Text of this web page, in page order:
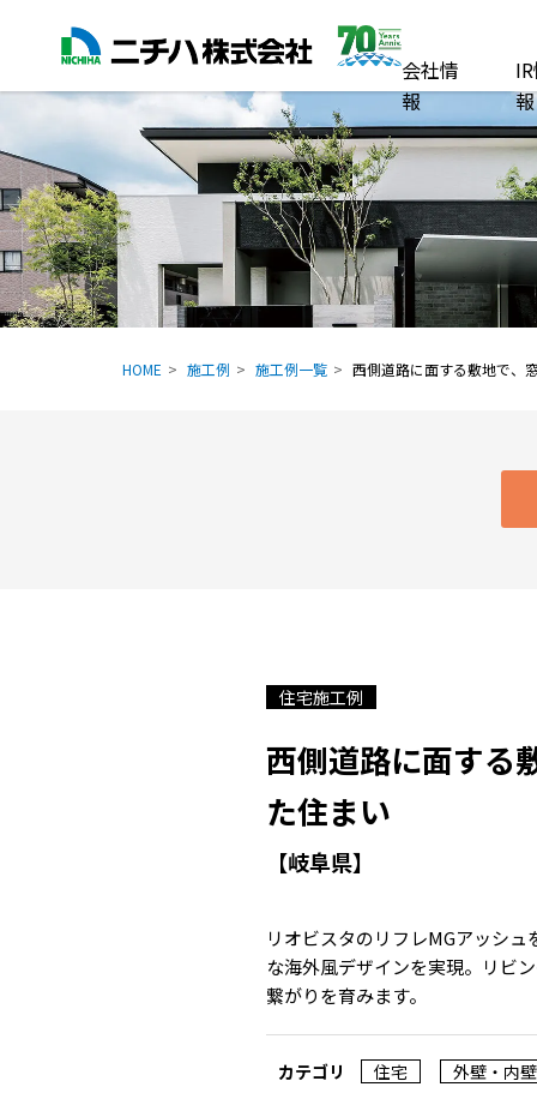
会社情
報
報
HOME 施工例 施工例一覧 西側道路に面する敷地で、
住宅施工例
西側道路に面する
た住まい
【岐阜県】
リオビスタのリフレMGアッシ
な海外風デザインを実現。リビ
繋がりを育みます。
カテゴリ 住宅 外壁・内壁